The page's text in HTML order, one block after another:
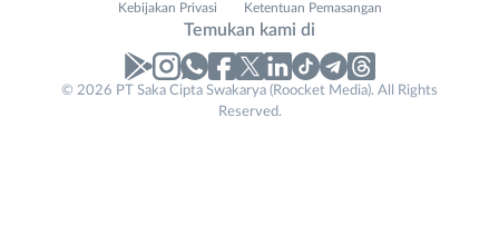
No. Telp /
Kebijakan Privasi Ketentuan Pemasangan
Temukan kami di
© 2026 PT Saka Cipta Swakarya (Roocket Media). All Rights
Reserved.